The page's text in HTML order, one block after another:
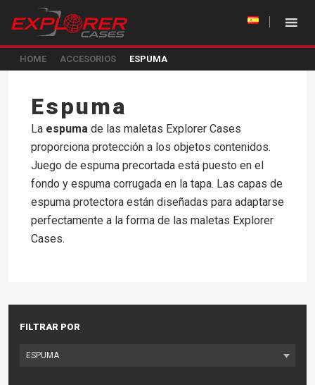
HOME ACCESORIOS ESPUMA
Espuma
La espuma de las maletas Explorer Cases
proporciona protección a los objetos contenidos.
Juego de espuma precortada está puesto en el
fondo y espuma corrugada en la tapa. Las capas de
espuma protectora están diseñadas para adaptarse
perfectamente a la forma de las maletas Explorer
Cases.
FILTRAR POR